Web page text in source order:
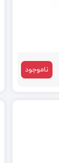
ناموجود